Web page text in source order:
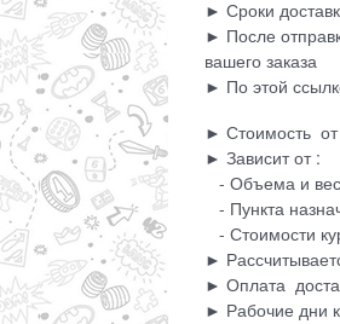
► Сроки
► После
вашего заказа
► По этой
► Стоимость от
► Зависит от :
- Объема и
- Пункта
- Стоимости
►
► Оплата
► Рабочие дни